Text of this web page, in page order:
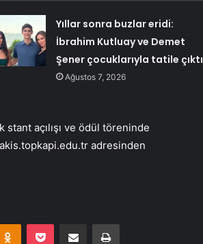
Yıllar sonra buzlar eridi:
İbrahim Kutluay ve Demet
Şener çocuklarıyla tatile çıktı
Ağustos 7, 2026
açılışı ve ödül töreninde
adresinden
Odnoklassniki
Pocket E-Posta ile paylaş Yazdır